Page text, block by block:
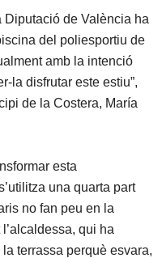
Diputació de València ha
del poliesportiu de
amb la intenció
la disfrutar este estiu”,
de la Costera, María
esta
una quarta part
no fan peu en la
qui ha
terrassa perquè esvara,